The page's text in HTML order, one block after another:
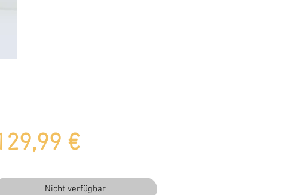
€Preis
Nicht verfügbar